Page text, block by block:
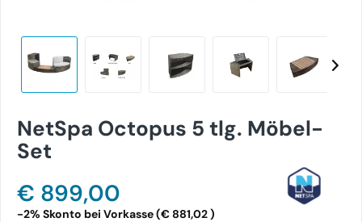
NetSpa Octopus 5 tlg. Möbel-
Set
€ 899,00
-2% Skonto bei Vorkasse (€ 881,02 )